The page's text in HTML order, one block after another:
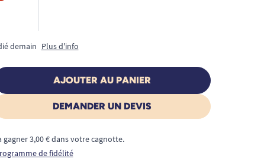
demain Plus d'info
AJOUTER AU PANIER
DEMANDER UN DEVIS
gagner 3,00 € dans votre cagnotte.
de fidélité